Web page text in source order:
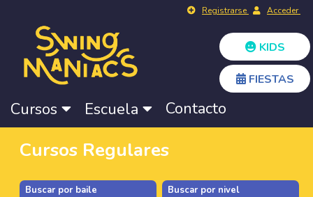
Registrarse Acceder
KIDS
FIESTAS
Cursos Escuela Contacto
Cursos Regulares
Buscar por baile Buscar por nivel